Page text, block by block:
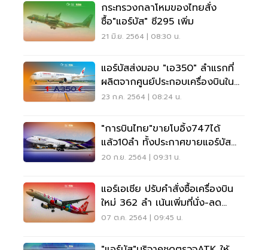
กระทรวงกลาโหมของไทยสั่ง
ซื้อ"แอร์บัส" ซี295 เพิ่ม
21 มิ.ย. 2564 | 08:30 น.
แอร์บัสส่งมอบ "เอ350" ลำแรกที่
ผลิตจากศูนย์ประกอบเครื่องบินใน
จีน
23 ก.ค. 2564 | 08:24 น.
"การบินไทย"ขายโบอิ้ง747ได้
แล้ว10ลำ ทั้งประกาศขายแอร์บัส
เพิ่มอีก3ลำ
20 ก.ย. 2564 | 09:31 น.
แอร์เอเชีย ปรับคำสั่งซื้อเครื่องบิน
ใหม่ 362 ลำ เน้นเพิ่มที่นั่ง-ลด
ต้นทุน
07 ต.ค. 2564 | 09:45 น.